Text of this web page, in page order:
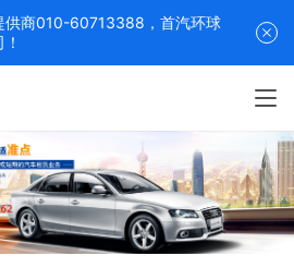
供商010-60713388，首汽环球